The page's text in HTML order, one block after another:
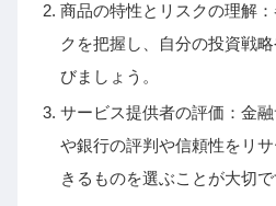
商品の特性とリスクの理解
クを把握し、自分の投資戦
びましょう。
サービス提供者の評価：金
や銀行の評判や信頼性をリ
きるものを選ぶことが大切で